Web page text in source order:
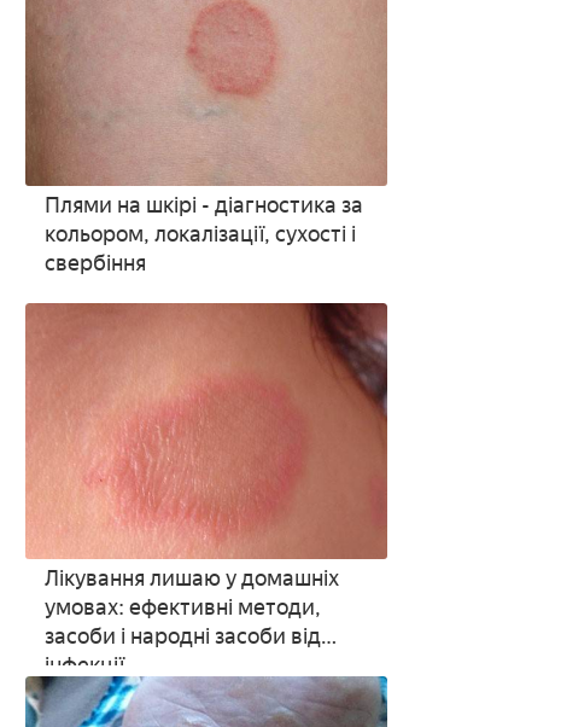
Плями на шкірі - діагностика за
кольором, локалізації, сухості і
свербіння
Лікування лишаю у домашніх
умовах: ефективні методи,
засоби і народні засоби від
інфекції